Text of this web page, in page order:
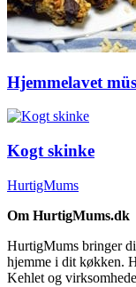
Hjemmelavet
Kogt skinke
HurtigMums
Om HurtigMums.dk
HurtigMums bringer
hjemme i dit køkken.
Kehlet og